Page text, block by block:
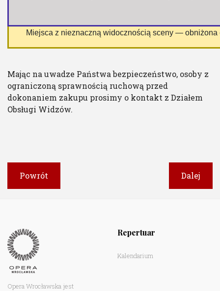
Miejsca z nieznaczną widocznością sceny — obniżona
Mając na uwadze Państwa bezpieczeństwo, osoby z
ograniczoną sprawnością ruchową przed
dokonaniem zakupu prosimy o kontakt z Działem
Obsługi Widzów.
Powrót Dalej
Opera Wrocławska jest
Repertuar
Kalendarium